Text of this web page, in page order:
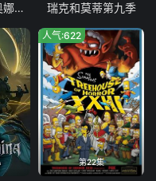
探险活宝：菲奥娜与蛋糕 第二季 瑞克和莫蒂第九季
第22集
人气:622